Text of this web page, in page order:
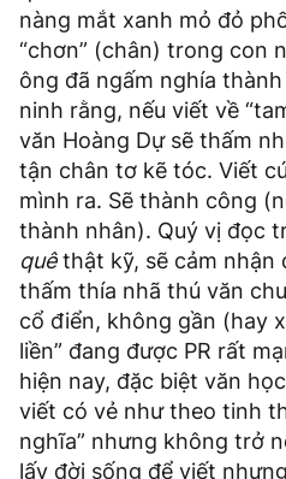
nàng mắt xanh mỏ đỏ
“chơn” (chân) trong con
ông đã ngấm nghía
ninh rằng, nếu viết về
văn Hoàng Dự sẽ thấm
tận chân tơ kẽ tóc. Viết
mình ra. Sẽ thành công
thành nhân). Quý vị đọc
quêthật kỹ, sẽ cảm nhận
thấm thía nhã thú văn
cổ điển, không gần (hay
liền” đang được PR rất
hiện nay, đặc biệt văn
viết có vẻ như theo tinh
nghĩa” nhưng không trở
lấy đời sống để viết